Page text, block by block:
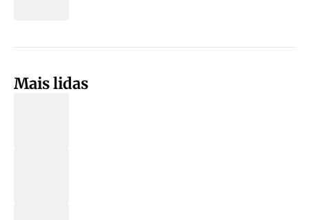
Mais lidas